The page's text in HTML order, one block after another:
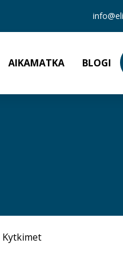
AIKAMATKA BLOGI
Kytkimet